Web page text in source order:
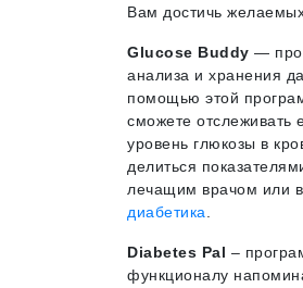
Вам достичь желаемых
Glucose Buddy —
анализа и хранения
помощью этой
сможете отслеживать
уровень глюкозы в
делиться
лечащим врачом или
диабетика
Diabetes Pal –
функционалу